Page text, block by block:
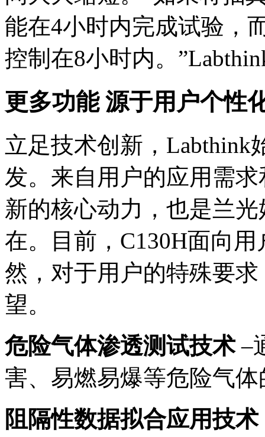
能在4小时内完成试验，
控制在8小时内。
更多功能 源于用户个性
立足技术创新，Labthink
发。来自用户的应用需
新的核心动力，也是兰
在。目前，C130H面向
然，对于用户的特殊要
望。
危险气体渗透测试技术–
害、易燃易爆等危险气
阻隔性数据拟合应用技